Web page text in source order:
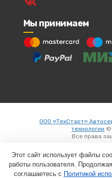
Мы принимаем
ООО «ТехСтарт»
технологии ©
Все права
Создание
Этот сайт использует файлы
работы пользователя.
соглашаетесь с Политикой